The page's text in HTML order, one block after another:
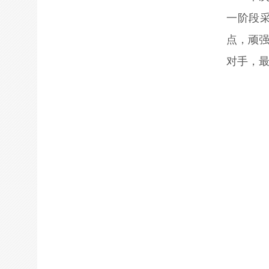
一阶段
点，顽
对手，